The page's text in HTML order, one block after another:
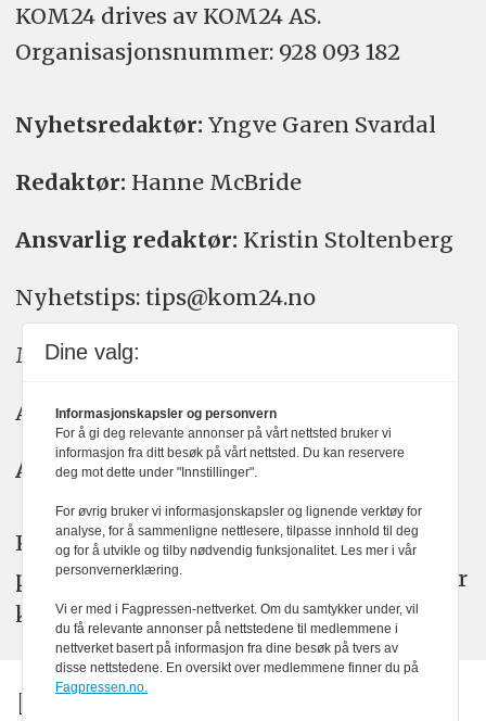
KOM24 drives av KOM24 AS.
Organisasjons­nummer: 928 093 182
Nyhetsredaktør: Yngve Garen Svardal
Redaktør: Hanne McBride
Ansvarlig redaktør: Kristin Stoltenberg
Nyhetstips: tips@kom24.no
Meninger: meninger@kom24.no
Annonse: annonse@watchmedia.no
Abonnement:kom24@watchmedia.no
KOM24 arbeider etter Vær Varsom-
plakatens regler for god presseskikk. Her
kan du lese mer omPFUsarbeid.
Dine valg:
Informasjonskapsler og personvern
For å gi deg relevante annonser på vårt nettsted bruker vi
informasjon fra ditt besøk på vårt nettsted. Du kan reservere
deg mot dette under "Innstillinger".
For øvrig bruker vi informasjonskapsler og lignende verktøy for
analyse, for å sammenligne nettlesere, tilpasse innhold til deg
og for å utvikle og tilby nødvendig funksjonalitet. Les mer i vår
personvernerklæring.
Vi er med i Fagpressen-nettverket. Om du samtykker under, vil
du få relevante annonser på nettstedene til medlemmene i
nettverket basert på informasjon fra dine besøk på tvers av
disse nettstedene. En oversikt over medlemmene finner du på
Fagpressen.no.